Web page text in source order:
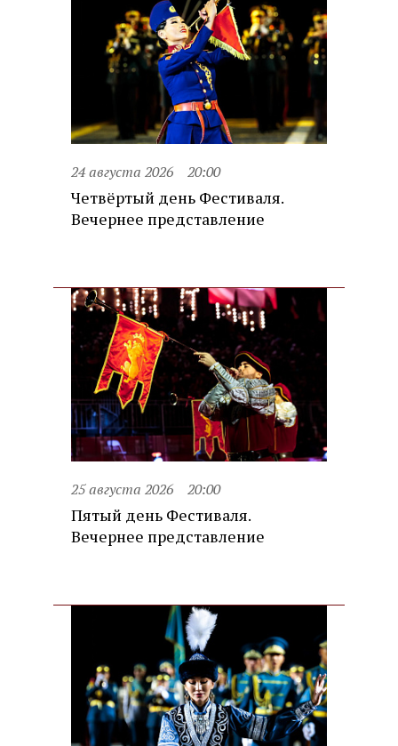
24 августа 2026 20:00
Четвёртый день Фестиваля.
Вечернее представление
25 августа 2026 20:00
Пятый день Фестиваля.
Вечернее представление